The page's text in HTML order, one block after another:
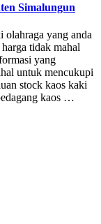
Simalungun
yang anda
tidak mahal
yang
untuk mencukupi
stock kaos kaki
kaos …